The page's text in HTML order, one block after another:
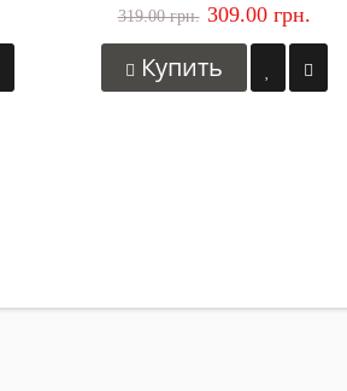
319.00 грн. 309.00 грн.
Купить